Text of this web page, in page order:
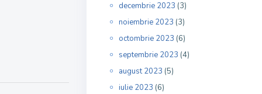
decembrie 2023 (3)
noiembrie 2023 (3)
octombrie 2023 (6)
septembrie 2023 (4)
august 2023 (5)
iulie 2023 (6)